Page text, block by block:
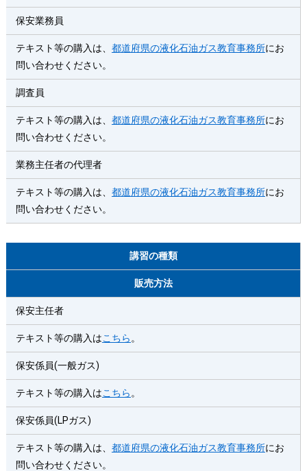
保安業務員
テキスト等の購入は、 都道府県の液化石油ガス教育事務所にお
問い合わせください。
調査員
テキスト等の購入は、 都道府県の液化石油ガス教育事務所にお
問い合わせください。
業務主任者の代理者
テキスト等の購入は、 都道府県の液化石油ガス教育事務所にお
問い合わせください。
講習の種類
販売方法
保安主任者
テキスト等の購入はこちら 。
保安係員(一般ガス)
テキスト等の購入はこちら 。
保安係員(LPガス)
テキスト等の購入は、 都道府県の液化石油ガス教育事務所にお
問い合わせください。